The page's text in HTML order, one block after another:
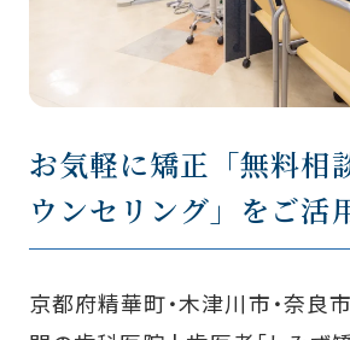
お気軽に矯正「無料相
ウンセリング」をご活
京都府精華町・木津川市・奈良